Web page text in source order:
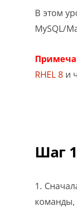
В этом
MySQL/
RHEL 8 и
Шаг
1.
команды,